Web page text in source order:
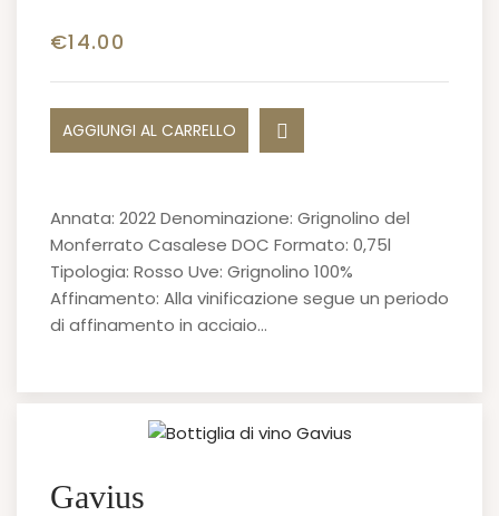
€14.00
AGGIUNGI AL CARRELLO
Annata: 2022 Denominazione: Grignolino del
Monferrato Casalese DOC Formato: 0,75l
Tipologia: Rosso Uve: Grignolino 100%
Affinamento: Alla vinificazione segue un periodo
di affinamento in acciaio…
Gavius